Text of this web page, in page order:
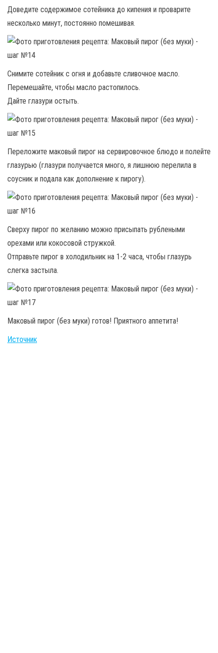
Доведите содержимое сотейника до кипения и проварите
несколько минут, постоянно помешивая.
Снимите сотейник с огня и добавьте сливочное масло.
Перемешайте, чтобы масло растопилось.
Дайте глазури остыть.
Переложите маковый пирог на сервировочное блюдо и полейте
глазурью (глазури получается много, я лишнюю перелила в
соусник и подала как дополнение к пирогу).
Сверху пирог по желанию можно присыпать рублеными
орехами или кокосовой стружкой.
Отправьте пирог в холодильник на 1-2 часа, чтобы глазурь
слегка застыла.
Маковый пирог (без муки) готов! Приятного аппетита!
Источник